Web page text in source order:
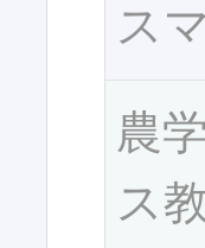
ス
農
ス